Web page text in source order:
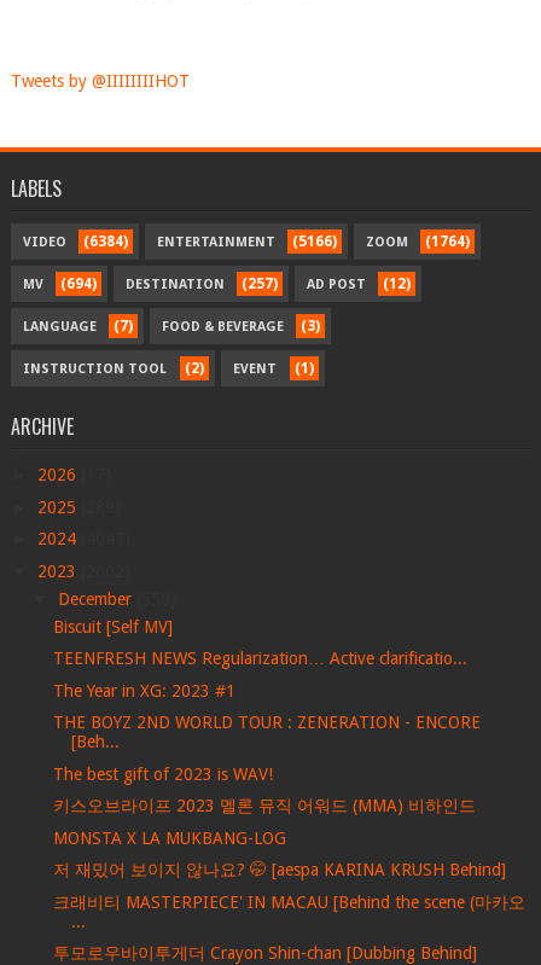
Tweets by @IIIIIIIIHOT
LABELS
VIDEO (6384) ENTERTAINMENT (5166) ZOOM (1764)
MV (694) DESTINATION (257) AD POST (12)
LANGUAGE (7) FOOD & BEVERAGE (3)
INSTRUCTION TOOL (2) EVENT (1)
ARCHIVE
2026
2025
2024
2023
December
Biscuit [Self MV]
TEENFRESH NEWS Regularization… Active clarificatio...
The Year in XG: 2023 #1
THE BOYZ 2ND WORLD TOUR : ZENERATION - ENCORE
[Beh...
The best gift of 2023 is WAV!
키스오브라이프 2023 멜론 뮤직 어워드 (MMA) 비하인드
MONSTA X LA MUKBANG-LOG
저 재밌어 보이지 않나요? 🤭 [aespa KARINA KRUSH Behind]
크래비티 MASTERPIECE' IN MACAU [Behind the scene (마카오
...
투모로우바이투게더 Crayon Shin-chan [Dubbing Behind]